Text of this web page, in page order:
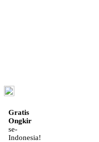
Gratis
Ongkir
se-
Indonesia!